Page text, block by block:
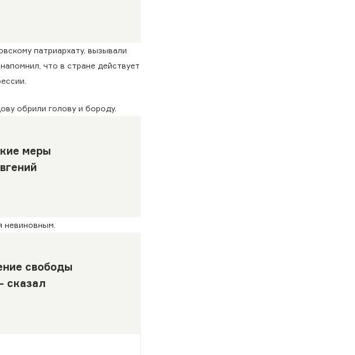
патриархату, вызывали
что в стране действует
обрили голову и бороду.
меры
невиновным.
свободы
сказал